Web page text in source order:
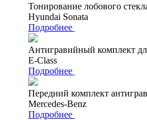
Тонирование лобового
Hyundai Sonata
Подробнее
Антигравийный комплект
E-Class
Подробнее
Передний комплект
Mercedes-Benz
Подробнее